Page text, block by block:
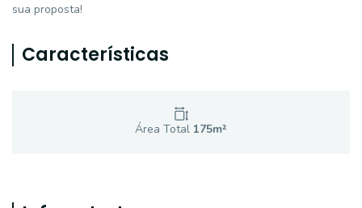
sua proposta!
Características
Área Total 175m²